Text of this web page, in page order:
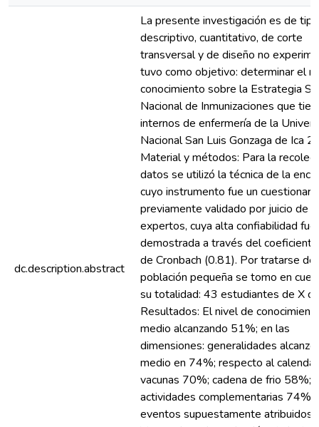
dc.description.abstract
La presente investigación es de tipo
descriptivo, cuantitativo, de corte
transversal y de diseño no
tuvo como objetivo: determinar el
conocimiento sobre la Estrategia
Nacional de Inmunizaciones que
internos de enfermería de la
Nacional San Luis Gonzaga de Ica
Material y métodos: Para la
datos se utilizó la técnica de la
cuyo instrumento fue un cuestionario
previamente validado por juicio de
expertos, cuya alta confiabilidad fue
demostrada a través del
de Cronbach (0.81). Por tratarse de
población pequeña se tomo en
su totalidad: 43 estudiantes de X
Resultados: El nivel de
medio alcanzando 51%; en las
dimensiones: generalidades
medio en 74%; respecto al
vacunas 70%; cadena de frio 58%;
actividades complementarias 74%,
eventos supuestamente atribuidos